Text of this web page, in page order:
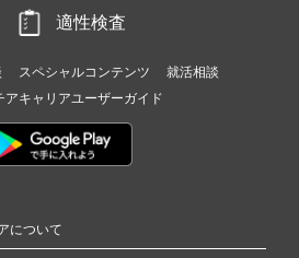
適性検査
スペシャルコンテンツ
就活相談
アキャリアユーザーガイド
について